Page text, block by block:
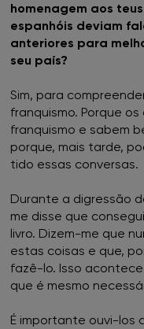
homenagem aos
espanhóis deviam
anteriores para
seu país?
Sim, para
franquismo. Porque
franquismo e sabem
porque, mais tarde,
tido essas conversas.
Durante a digressão
me disse que
livro. Dizem-me que
estas coisas e que,
fazê-lo. Isso
que é mesmo
É importante ouvi-los